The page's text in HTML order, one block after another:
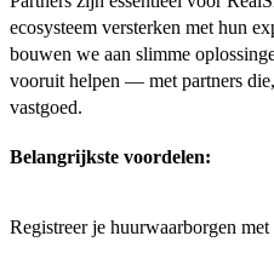
ecosysteem versterken met hun
bouwen we aan slimme
vooruit helpen — met partners
vastgoed.
Belangrijkste voordelen:
Registreer je huurwaarborgen